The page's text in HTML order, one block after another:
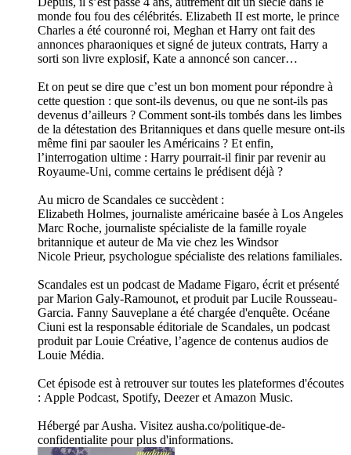
monde fou fou des célébrités. Elizabeth II est morte, le prince
Charles a été couronné roi, Meghan et Harry ont fait des
annonces pharaoniques et signé de juteux contrats, Harry a
sorti son livre explosif, Kate a annoncé son cancer…
Et on peut se dire que c’est un bon moment pour répondre à
cette question : que sont-ils devenus, ou que ne sont-ils pas
devenus d’ailleurs ? Comment sont-ils tombés dans les limbes
de la détestation des Britanniques et dans quelle mesure ont-ils
même fini par saouler les Américains ? Et enfin,
l’interrogation ultime : Harry pourrait-il finir par revenir au
Royaume-Uni, comme certains le prédisent déjà ?
Au micro de Scandales ce succèdent :
Elizabeth Holmes, journaliste américaine basée à Los Angeles
Marc Roche, journaliste spécialiste de la famille royale
britannique et auteur de Ma vie chez les Windsor
Nicole Prieur, psychologue spécialiste des relations familiales.
Scandales est un podcast de Madame Figaro, écrit et présenté
par Marion Galy-Ramounot, et produit par Lucile Rousseau-
Garcia. Fanny Sauveplane a été chargée d'enquête. Océane
Ciuni est la responsable éditoriale de Scandales, un podcast
produit par Louie Créative, l’agence de contenus audios de
Louie Média.
Cet épisode est à retrouver sur toutes les plateformes d'écoutes
: Apple Podcast, Spotify, Deezer et Amazon Music.
Hébergé par Ausha. Visitez ausha.co/politique-de-
confidentialite pour plus d'informations.